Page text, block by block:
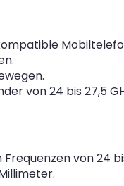
von 24 bis 27,5
von 24